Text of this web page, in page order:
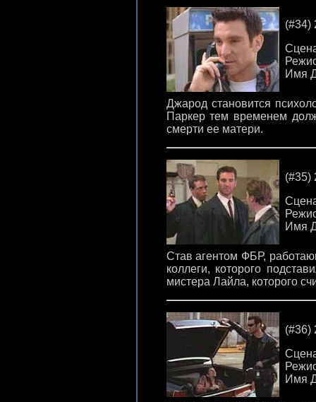
(#34)
Имя
Джарод становится
Паркер тем временем
смерти ее матери.
(#35)
Имя
Став агентом ФБР,
коллеги, которого
мистера Лайла, которого
(#36)
Имя